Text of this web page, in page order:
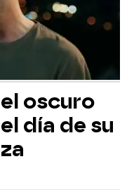
oscuro
día de su